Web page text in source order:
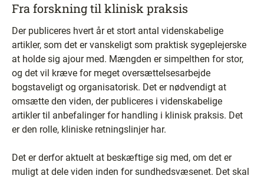
Fra forskning til klinisk praksis
Der publiceres hvert år et stort antal videnskabelige
artikler, som det er vanskeligt som praktisk sygeplejerske
at holde sig ajour med. Mængden er simpelthen for stor,
og det vil kræve for meget oversættelsesarbejde
bogstaveligt og organisatorisk. Det er nødvendigt at
omsætte den viden, der publiceres i videnskabelige
artikler til anbefalinger for handling i klinisk praksis. Det
er den rolle, kliniske retningslinjer har.
Det er derfor aktuelt at beskæftige sig med, om det er
muligt at dele viden inden for sundhedsvæsenet. Det skal